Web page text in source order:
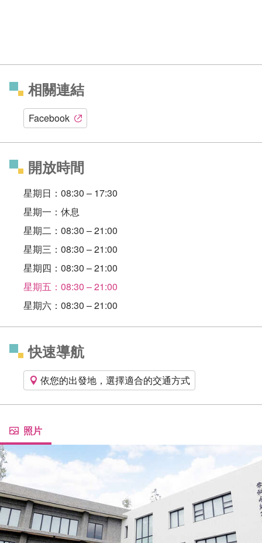
相關連結
Facebook
開放時間
星期日：08:30 – 17:30
星期一：休息
星期二：08:30 – 21:00
星期三：08:30 – 21:00
星期四：08:30 – 21:00
星期五：08:30 – 21:00
星期六：08:30 – 21:00
快速導航
依您的出發地，選擇適合的交通方式
照片